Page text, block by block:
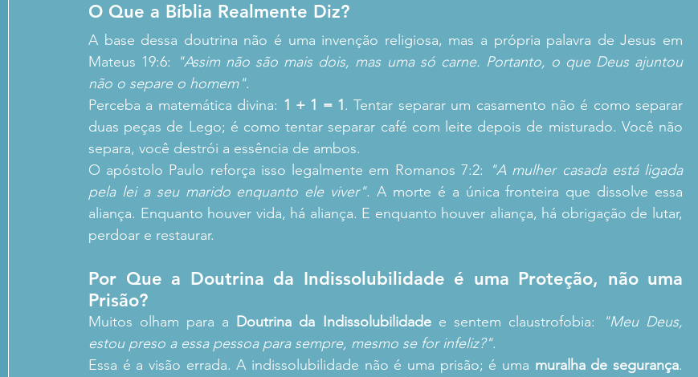
O Que a Bíblia Realmente Diz?
A base dessa doutrina não é uma invenção religiosa, mas a própria palavra de Jesus em
Mateus 19:6:
"Assim não são mais dois, mas uma só carne. Portanto, o que Deus ajuntou
não o separe o homem".
Perceba a matemática divina: 1 + 1 = 1. Tentar separar um casamento não é como separar
duas peças de Lego; é como tentar separar café com leite depois de misturado. Você não
separa, você destrói a essência de ambos.
O apóstolo Paulo reforça isso legalmente em Romanos 7:2:
"A mulher casada está ligada
pela lei a seu marido enquanto ele viver". A morte é a única fronteira que dissolve essa
aliança. Enquanto houver vida, há aliança. E enquanto houver aliança, há obrigação de lutar,
perdoar e restaurar.
Por Que a Doutrina da Indissolubilidade é uma Proteção, não uma
Prisão?
Muitos olham para a Doutrina da Indissolubilidade e sentem claustrofobia:
"Meu Deus,
estou preso a essa pessoa para sempre, mesmo se for infeliz?".
Essa é a visão errada. A indissolubilidade não é uma prisão; é uma muralha de segurança.